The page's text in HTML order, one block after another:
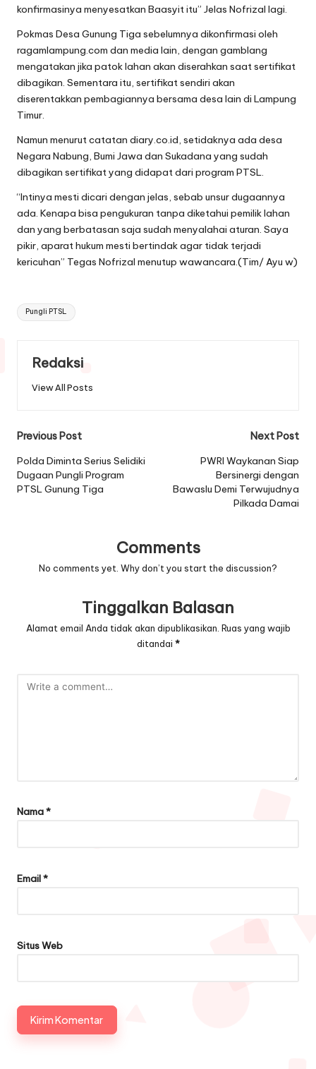
konfirmasinya menyesatkan Baasyit itu” Jelas Nofrizal lagi.
Pokmas Desa Gunung Tiga sebelumnya dikonfirmasi oleh
ragamlampung.com dan media lain, dengan gamblang
mengatakan jika patok lahan akan diserahkan saat sertifikat
dibagikan. Sementara itu, sertifikat sendiri akan
diserentakkan pembagiannya bersama desa lain di Lampung
Timur.
Namun menurut catatan diary.co.id, setidaknya ada desa
Negara Nabung, Bumi Jawa dan Sukadana yang sudah
dibagikan sertifikat yang didapat dari program PTSL.
“Intinya mesti dicari dengan jelas, sebab unsur dugaannya
ada. Kenapa bisa pengukuran tanpa diketahui pemilik lahan
dan yang berbatasan saja sudah menyalahai aturan. Saya
pikir, aparat hukum mesti bertindak agar tidak terjadi
kericuhan” Tegas Nofrizal menutup wawancara.(Tim/ Ayu w)
Tags:
Pungli PTSL
Redaksi
View All Posts
Post
navigation
Previous Post
Polda Diminta Serius Selidiki
Dugaan Pungli Program
PTSL Gunung Tiga
Next Post
PWRI Waykanan Siap
Bersinergi dengan
Bawaslu Demi Terwujudnya
Pilkada Damai
Comments
No comments yet. Why don’t you start the discussion?
Tinggalkan Balasan
Alamat email Anda tidak akan dipublikasikan. Ruas yang wajib
ditandai *
Nama*
Email*
Situs Web